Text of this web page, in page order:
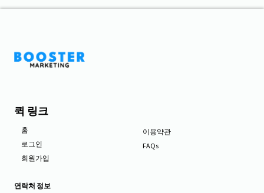
퀵 링크
홈
로그인
회원가입
이용약관
FAQs
연락처 정보